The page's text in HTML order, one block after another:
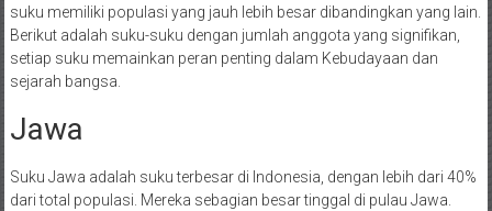
suku memiliki populasi yang jauh lebih besar dibandingkan yang lain.
Berikut adalah suku-suku dengan jumlah anggota yang signifikan,
setiap suku memainkan peran penting dalam Kebudayaan dan
sejarah bangsa.
Jawa
Suku Jawa adalah suku terbesar di Indonesia, dengan lebih dari 40%
dari total populasi. Mereka sebagian besar tinggal di pulau Jawa.